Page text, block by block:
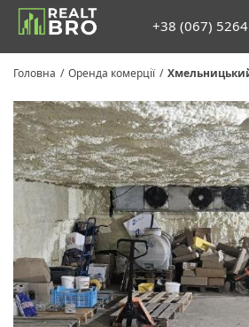
+38 (067)
Головна / Оренда комерції /